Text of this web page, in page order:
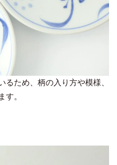
るため、柄の入り方や模様、
す。